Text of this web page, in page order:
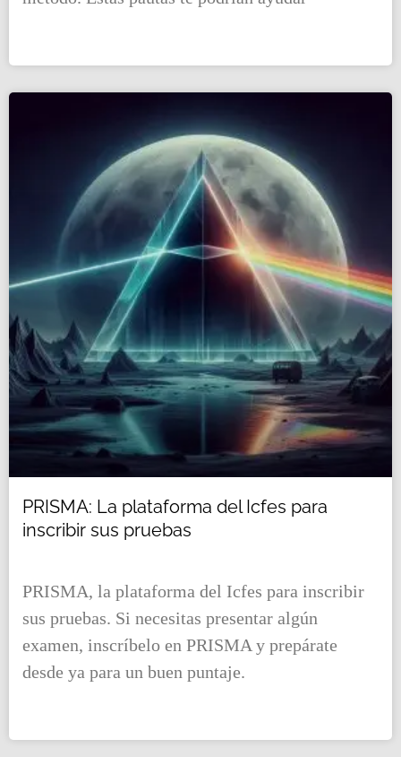
PRISMA: La plataforma del Icfes para
inscribir sus pruebas
PRISMA, la plataforma del Icfes para inscribir
sus pruebas. Si necesitas presentar algún
examen, inscríbelo en PRISMA y prepárate
desde ya para un buen puntaje.